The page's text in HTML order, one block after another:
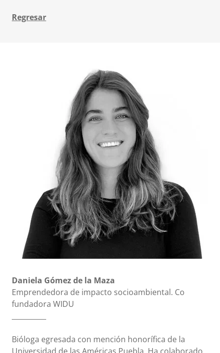
Regresar
Daniela Gómez de la Maza
Emprendedora de impacto socioambiental. Co
fundadora WIDU
Bióloga egresada con mención honorífica de la